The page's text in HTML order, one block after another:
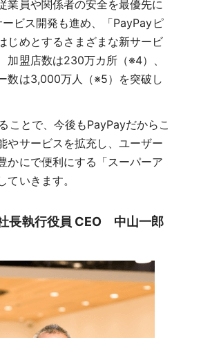
業員や関係者の安全を最優先に
ービス開発も進め、「PayPayピ
じめとするさまざまな新サービ
加盟店数は230万カ所（※4）、
数は3,000万人（※5）を突破し
ことで、今後もPayPayだからこ
やサービスを拡充し、ユーザー
かにで便利にする「スーパーア
ていきます。
長執行役員 CEO 中山一郎